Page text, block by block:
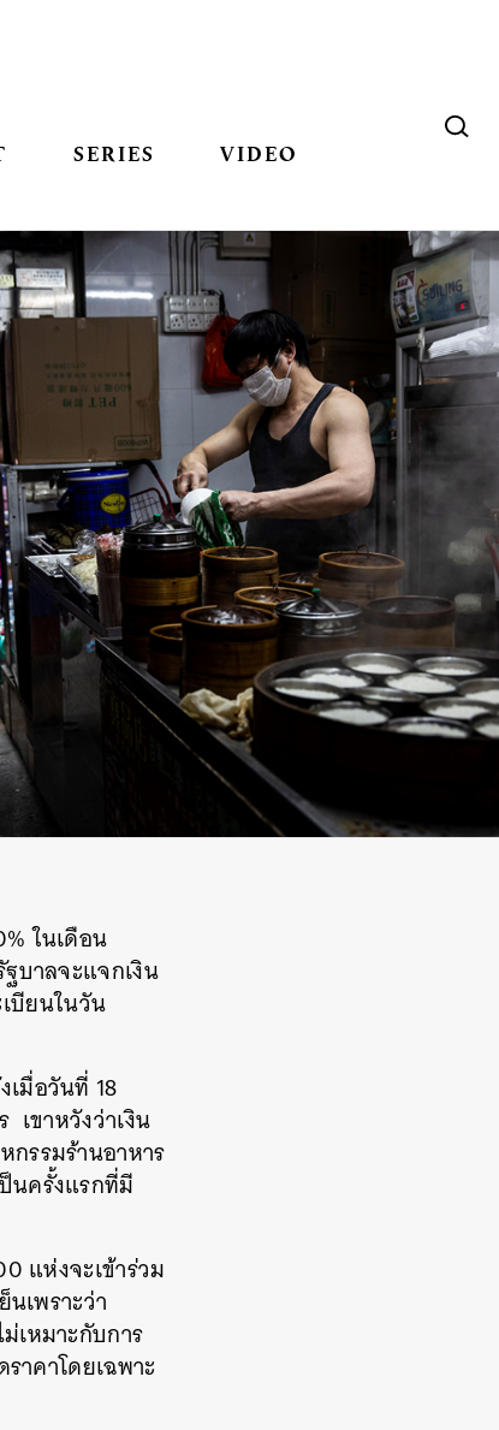
SERIES VIDEO
ในเดือน
บาลจะแจกเงิน
บียนในวัน
มื่อวันที่ 18
ขาหวังว่าเงิน
รรมร้านอาหาร
นครั้งแรกที่มี
แห่งจะเข้าร่วม
เพราะว่า
เหมาะกับการ
าคาโดยเฉพาะ